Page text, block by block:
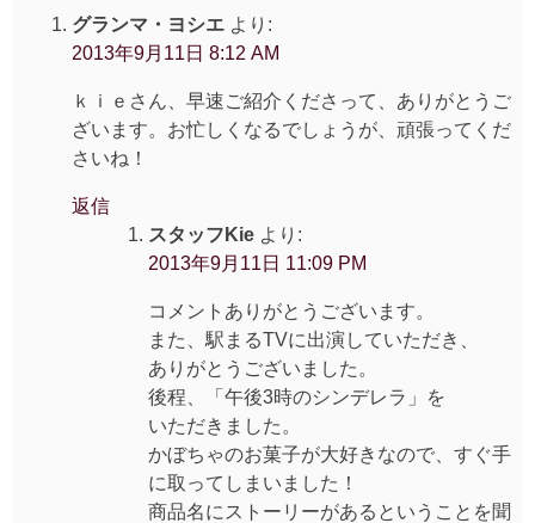
グランマ・ヨシエ より:
2013年9月11日 8:12 AM
ｋｉｅさん、早速ご紹介くださって、ありがとうご
ざいます。お忙しくなるでしょうが、頑張ってくだ
さいね！
返信
スタッフKie より:
2013年9月11日 11:09 PM
コメントありがとうございます。
また、駅まるTVに出演していただき、
ありがとうございました。
後程、「午後3時のシンデレラ」を
いただきました。
かぼちゃのお菓子が大好きなので、すぐ手
に取ってしまいました！
商品名にストーリーがあるということを聞